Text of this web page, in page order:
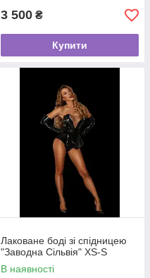
3 500 ₴
Купити
Лаковане боді зі спідницею
"Заводна Сільвія" XS-S
В наявності